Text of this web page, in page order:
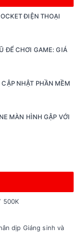
ĐIỆN THOẠI
ĐỂ CHƠI GAME: GIÁ
NHẬT PHẦN MỀM
MÀN HÌNH GẬP VỚI
500K
dịp Giáng sinh và